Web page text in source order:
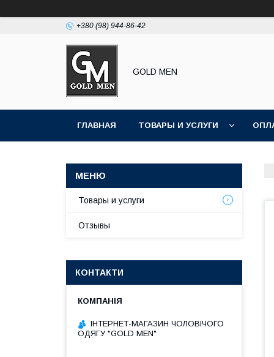
+380 (98) 944-86-42
GOLD MEN
ГЛАВНАЯ ТОВАРЫ И УСЛУГИ
Товары и услуги
Отзывы
КОНТАКТИ
ІНТЕРНЕТ-МАГАЗИН ЧОЛОВІЧОГО
ОДЯГУ "GOLD MEN"